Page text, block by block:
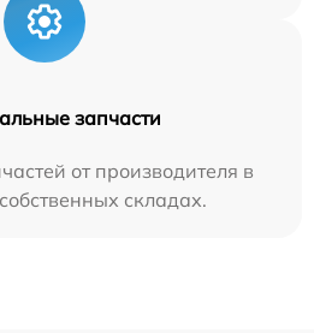
запчасти
от производителя в
складах.